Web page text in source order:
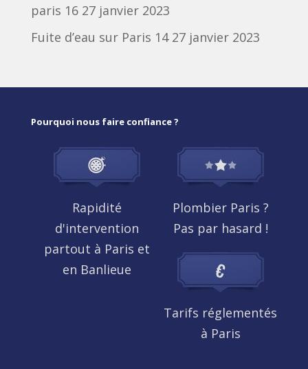
paris 16 27 janvier 2023
Fuite d’eau sur Paris 14 27 janvier 2023
Pourquoi nous faire confiance ?
Rapidité
d'intervention
partout à Paris et
en Banlieue
Plombier Paris ?
Pas par hasard !
Tarifs réglementés
à Paris